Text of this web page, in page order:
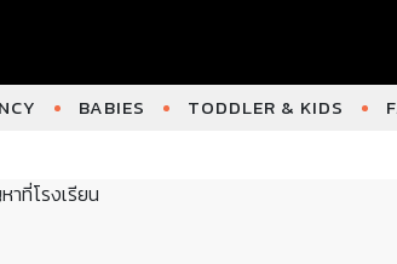
BABIES TODDLER & KIDS